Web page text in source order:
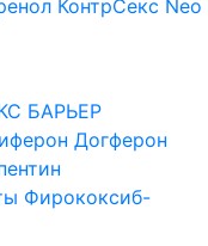
КонтрСекс Neo
БАРЬЕР
Догферон
Фирококсиб-